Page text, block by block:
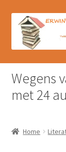
door
naar
naar
Home
Afrekenen
Wegens
met 24
Home